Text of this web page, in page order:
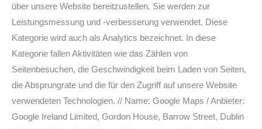
über unsere Website bereitzustellen. Sie werden zur
Leistungsmessung und -verbesserung verwendet. Diese
Kategorie wird auch als Analytics bezeichnet. In diese
Kategorie fallen Aktivitäten wie das Zählen von
Seitenbesuchen, die Geschwindigkeit beim Laden von Seiten,
die Absprungrate und die für den Zugriff auf unsere Website
verwendeten Technologien. // Name: Google Maps / Anbieter:
Google Ireland Limited, Gordon House, Barrow Street, Dublin